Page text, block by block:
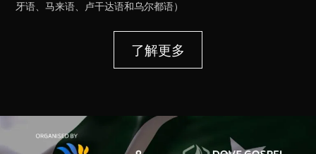
牙语、马来语、卢干达语和乌尔都语）
了解更多